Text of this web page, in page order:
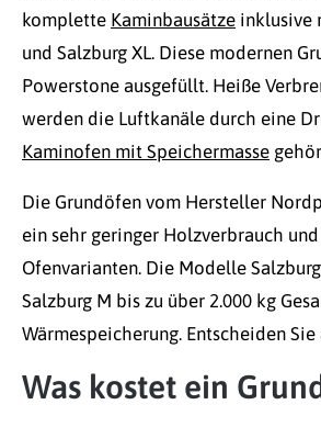
komplette Kaminbausätze inklusive
und Salzburg XL. Diese modernen
Powerstone ausgefüllt. Heiße
werden die Luftkanäle durch eine
Kaminofen mit Speichermasse
Die Grundöfen vom Hersteller
ein sehr geringer Holzverbrauch
Ofenvarianten. Die Modelle
Salzburg M bis zu über 2.000 kg
Wärmespeicherung. Entscheiden
Was kostet ein